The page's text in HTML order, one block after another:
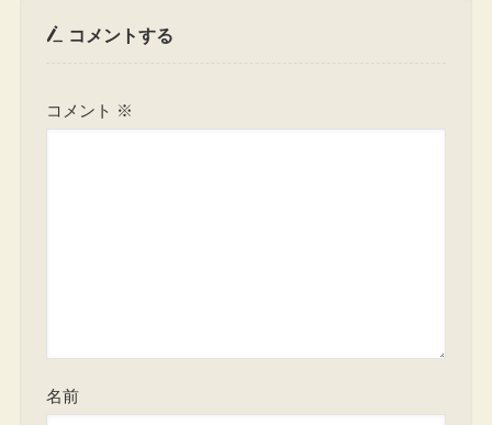
コメントする
コメント ※
名前